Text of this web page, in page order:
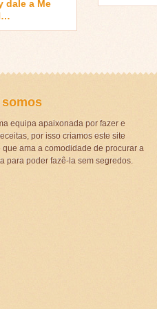
dale a Me
equipa apaixonada por fazer e
por isso criamos este site
que ama a comodidade de procurar a
para poder fazê-la sem segredos.